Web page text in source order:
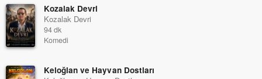
Kozalak Devri
Kozalak Devri
94 dk
Komedi
Keloğlan ve Hayvan Dostları